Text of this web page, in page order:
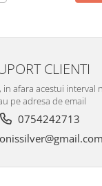
CLIENTI
afara acestui interval
pe adresa de email
0754242713